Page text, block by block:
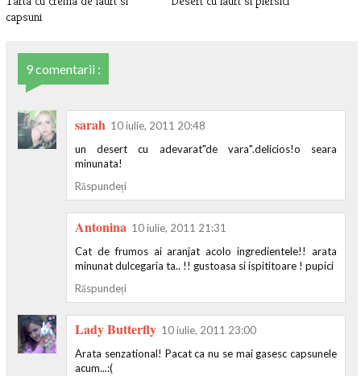
capsuni
9 comentarii :
sarah 10 iulie, 2011 20:48
un desert cu adevarat"de vara".delicios!o seara
minunata!
Răspundeți
Antonina 10 iulie, 2011 21:31
Cat de frumos ai aranjat acolo ingredientele!! arata
minunat dulcegaria ta.. !! gustoasa si ispititoare ! pupici
Răspundeți
Lady Butterfly 10 iulie, 2011 23:00
Arata senzational! Pacat ca nu se mai gasesc capsunele
acum...:(